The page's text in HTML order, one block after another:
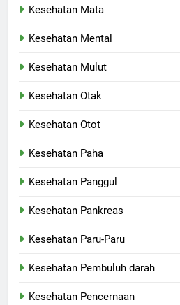
Kesehatan Mata
Kesehatan Mental
Kesehatan Mulut
Kesehatan Otak
Kesehatan Otot
Kesehatan Paha
Kesehatan Panggul
Kesehatan Pankreas
Kesehatan Paru-Paru
Kesehatan Pembuluh darah
Kesehatan Pencernaan